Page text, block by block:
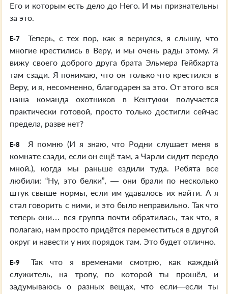
Его и которым есть дело до Него. И мы признательны
за это.
E-7
Теперь, с тех пор, как я вернулся, я слышу, что
многие крестились в Веру, и мы очень рады этому. Я
вижу своего доброго друга брата Эльмера Гейбхарта
там сзади. Я понимаю, что он только что крестился в
Веру, и я, несомненно, благодарен за это. От этого вся
наша команда охотников в Кентукки получается
практически готовой, просто только достигли сейчас
предела, разве нет?
E-8
Я помню (И я знаю, что Родни слушает меня в
комнате сзади, если он ещё там, а Чарли сидит передо
мной.), когда мы раньше ездили туда. Ребята все
любили: “Ну, это белки”, — они брали по несколько
штук свыше нормы, если им удавалось их найти. А я
стал говорить с ними, и это было неправильно. Так что
теперь они… вся группа почти обратилась, так что, я
полагаю, нам просто придётся переместиться в другой
округ и навести у них порядок там. Это будет отлично.
E-9
Так что я временами смотрю, как каждый
служитель, на тропу, по которой ты прошёл, и
задумываюсь о разных вещах, что если—если ты